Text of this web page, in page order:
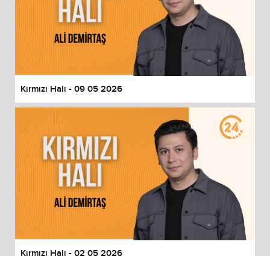
Kırmızı Halı - 09 05 2026
Kırmızı Halı - 02 05 2026